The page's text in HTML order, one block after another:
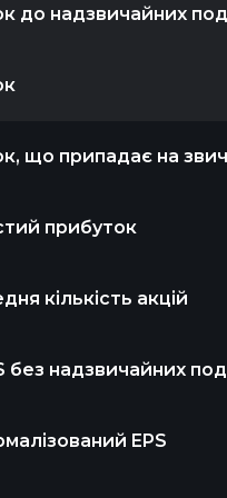
до надзвичайних
що припадає на
прибуток
кількість акцій
без надзвичайних
EPS